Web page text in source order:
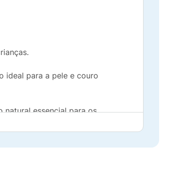
ideal para a pele e couro
natural essencial para os
efeitos de nutrição e definição